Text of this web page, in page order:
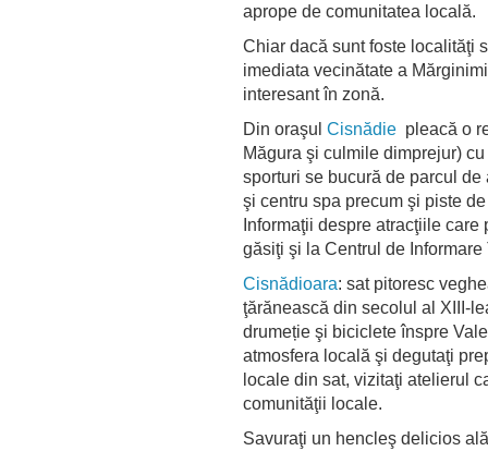
aprope de comunitatea locală.
Chiar dacă sunt foste localităţi
imediata vecinătate a
interesant în zonă.
Din oraşul Cisnădie pleacă o
Măgura şi culmile dimprejur)
sporturi se bucură de parcul
şi centru spa precum şi piste
Informaţii despre atracţiile
găsiţi şi la Centrul de
Cisnădioara: sat pitoresc
ţărănească din secolul al XIII-
drumeție şi biciclete înspre
atmosfera locală şi degutaţi
locale din sat, vizitaţi atelierul
comunităţii locale.
Savuraţi un hencleş delicios